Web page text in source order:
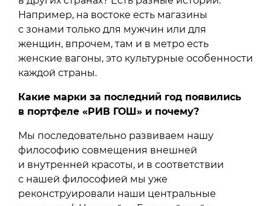
Например, на востоке есть магазины
с зонами только для мужчин или для
женщин, впрочем, там и в метро есть
женские вагоны, это культурные особенности
каждой страны.
Какие марки за последний год появились
в портфеле «РИВ ГОШ» и почему?
Мы последовательно развиваем нашу
философию совмещения внешней
и внутренней красоты, и в соответствии
с нашей философией мы уже
реконструировали наши центральные